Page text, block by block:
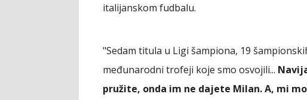
italijanskom fudbalu.
"Sedam titula u Ligi šampiona, 19
međunarodni trofeji koje smo osvojili...
pružite, onda im ne dajete Milan. A, mi